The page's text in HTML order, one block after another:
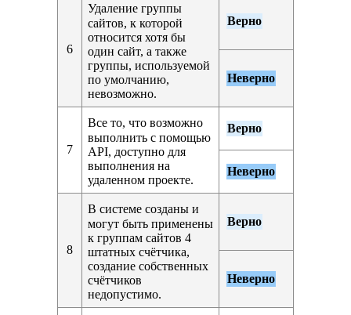
6
Удаление группы
сайтов, к которой
относится хотя бы
один сайт, а также
группы, используемой
по умолчанию,
невозможно.
Верно
Неверно
7
Все то, что возможно
выполнить с помощью
API, доступно для
выполнения на
удаленном проекте.
Верно
Неверно
8
В системе созданы и
могут быть применены
к группам сайтов 4
штатных счётчика,
создание собственных
счётчиков
недопустимо.
Верно
Неверно